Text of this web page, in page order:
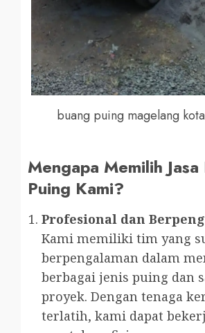
buang puing magelang kota
Mengapa Memilih Jasa
Puing Kami?
Profesional dan
Kami memiliki tim yang
berpengalaman dalam
berbagai jenis puing dan
proyek. Dengan tenaga
terlatih, kami dapat